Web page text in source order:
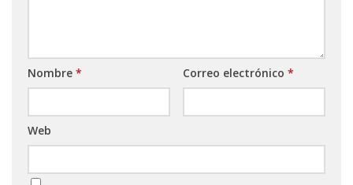
Nombre * Correo electrónico *
Web